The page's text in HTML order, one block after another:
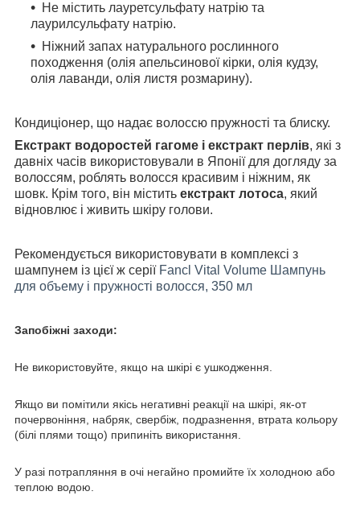
Не містить лауретсульфату натрію та
лаурилсульфату натрію.
Ніжний запах натурального рослинного
походження (олія апельсинової кірки, олія кудзу,
олія лаванди, олія листя розмарину).
Кондиціонер, що надає волоссю пружності та блиску.
Екстракт водоростей гагоме і екстракт перлів, які з
давніх часів використовували в Японії для догляду за
волоссям, роблять волосся красивим і ніжним, як
шовк. Крім того, він містить екстракт лотоса, який
відновлює і живить шкіру голови.
Рекомендується використовувати в комплексі з
шампунем із цієї ж серії Fancl Vital Volume Шампунь
для объему і пружності волосся, 350 мл
Запобіжні заходи:
Не використовуйте, якщо на шкірі є ушкодження.
Якщо ви помітили якісь негативні реакції на шкірі, як-от
почервоніння, набряк, свербіж, подразнення, втрата кольору
(білі плями тощо) припиніть використання.
У разі потрапляння в очі негайно промийте їх холодною або
теплою водою.